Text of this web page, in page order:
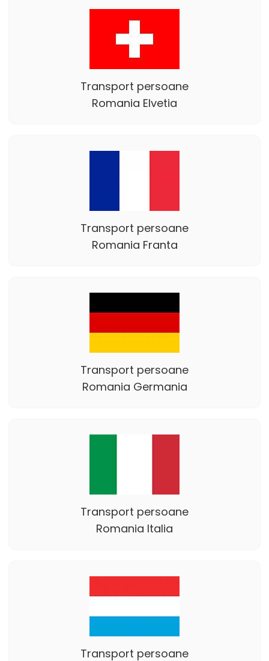
Transport persoane
Romania Elvetia
Transport persoane
Romania Franta
Transport persoane
Romania Germania
Transport persoane
Romania Italia
Transport persoane